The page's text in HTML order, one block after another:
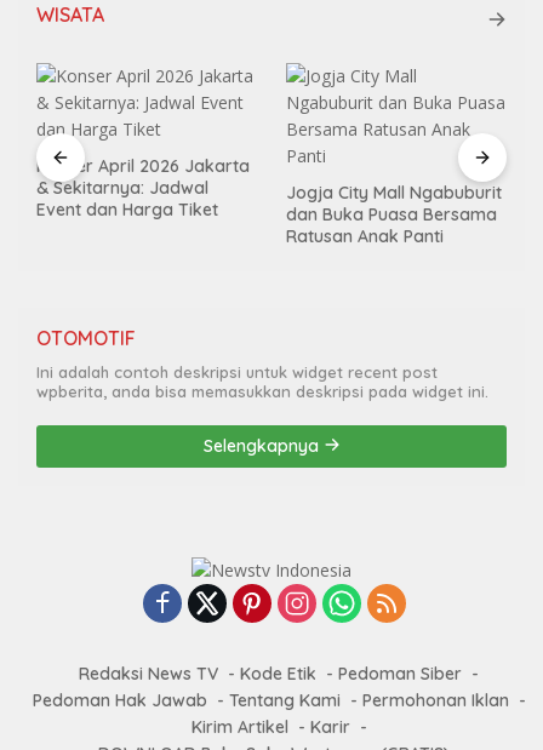
WISATA
Konser April 2026 Jakarta
& Sekitarnya: Jadwal
Event dan Harga Tiket
Jogja City Mall Ngabuburit
dan Buka Puasa Bersama
Ratusan Anak Panti
OTOMOTIF
Ini adalah contoh deskripsi untuk widget recent post
wpberita, anda bisa memasukkan deskripsi pada widget ini.
Selengkapnya
Redaksi News TV Kode Etik
Pedoman Siber
Pedoman Hak Jawab
Tentang Kami
Permohonan Iklan
Kirim Artikel
Karir